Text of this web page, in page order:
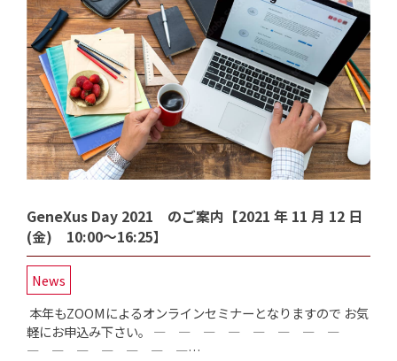
GeneXus Day 2021 のご案内【2021 年 11 月 12 日
(金) 10:00～16:25】
News
本年もZOOMによるオンラインセミナーとなりますので お気
軽にお申込み下さい。 ― ― ― ― ― ― ― ―
― ― ― ― ― ― ―…